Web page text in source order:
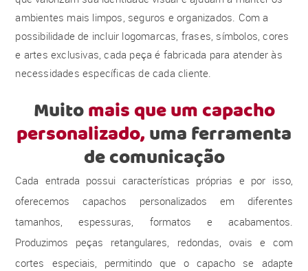
ambientes mais limpos, seguros e organizados. Com a
possibilidade de incluir logomarcas, frases, símbolos, cores
e artes exclusivas, cada peça é fabricada para atender às
necessidades específicas de cada cliente.
Muitomais que um capacho
personalizado,uma ferramenta
de comunicação
Cada entrada possui características próprias e por isso,
oferecemos capachos personalizados em diferentes
tamanhos, espessuras, formatos e acabamentos.
Produzimos peças retangulares, redondas, ovais e com
cortes especiais, permitindo que o capacho se adapte